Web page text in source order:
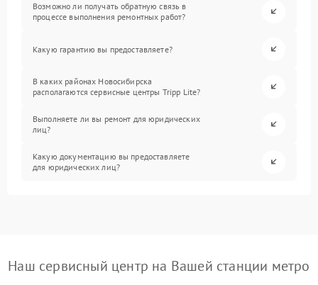
Возможно ли получать обратную связь в
процессе выполнения ремонтных работ?
Какую гарантию вы предоставляете?
В каких районах Новосибирска
располагаются сервисные центры Tripp Lite?
Выполняете ли вы ремонт для юридических
лиц?
Какую документацию вы предоставляете
для юридических лиц?
Наш сервисный центр на Вашей станции метро